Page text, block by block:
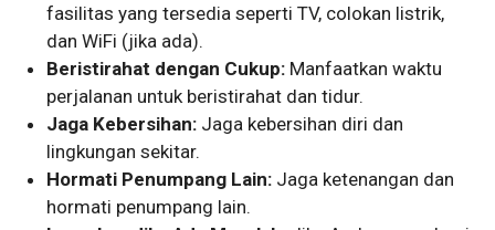
fasilitas yang tersedia seperti TV, colokan listrik,
dan WiFi (jika ada).
Beristirahat dengan Cukup: Manfaatkan waktu
perjalanan untuk beristirahat dan tidur.
Jaga Kebersihan: Jaga kebersihan diri dan
lingkungan sekitar.
Hormati Penumpang Lain: Jaga ketenangan dan
hormati penumpang lain.